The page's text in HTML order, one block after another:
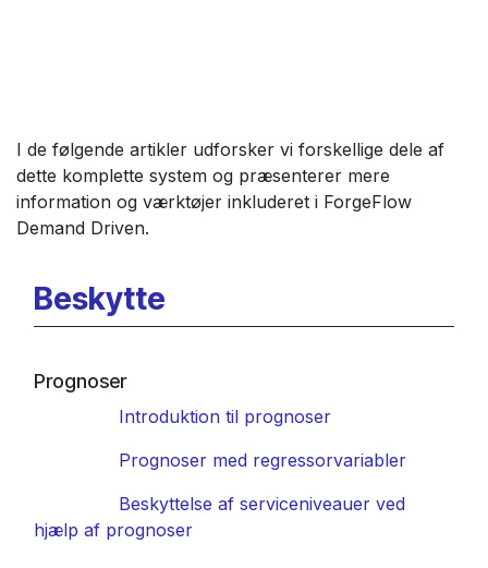
I de følgende artikler udforsker vi forskellige dele af
dette komplette system og præsenterer mere
information og værktøjer inkluderet i ForgeFlow
Demand Driven.
Beskytte
Prognoser
Introduktion til prognoser
Prognoser med regressorvariabler
​Beskyttelse af serviceniveauer ved
hjælp af prognoser